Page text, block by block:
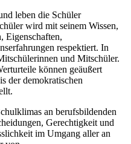
leben die Schüler
wird mit seinem Wissen,
Eigenschaften,
respektiert. In
und Mitschüler.
können geäußert
der demokratischen
an berufsbildenden
Gerechtigkeit und
im Umgang aller an